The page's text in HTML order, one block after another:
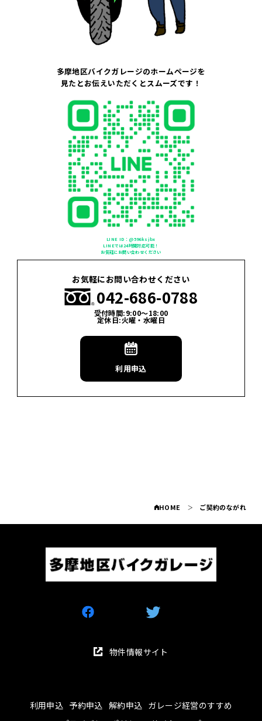
多摩地区バイクガレージのホームページを
見たとお伝えいただくとスムーズです！
LINE ID：@596ksjbx
LINEでは24時間対応可能！
お気軽にお問い合わせください
お気軽にお問い合わせください
042-686-0788
受付時間:9:00〜18:00
定休日:火曜・水曜日
利用申込
HOME ご契約のながれ
物件情報サイト
利用申込 予約申込 解約申込 ガレージ経営のすすめ